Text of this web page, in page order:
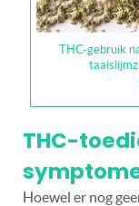
THC-gebruik
THC-
Hoewel er nog